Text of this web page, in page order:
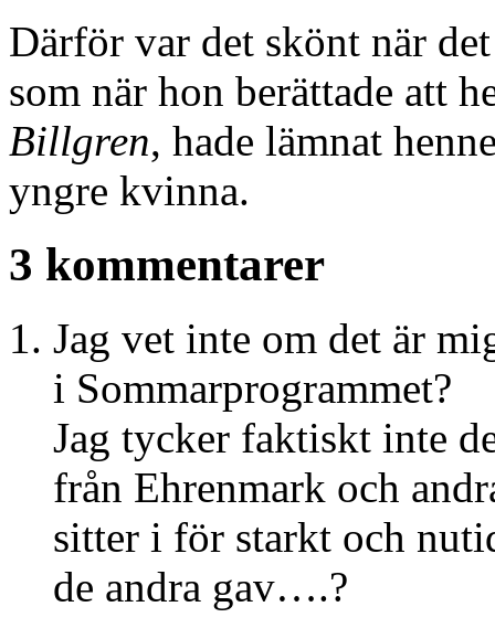
Därför var det skönt när
som när hon berättade att
Billgren, hade lämnat
yngre kvinna.
3 kommentarer
Jag vet inte om det är
i Sommarprogrammet?
Jag tycker faktiskt inte
från Ehrenmark och
sitter i för starkt och
de andra gav….?